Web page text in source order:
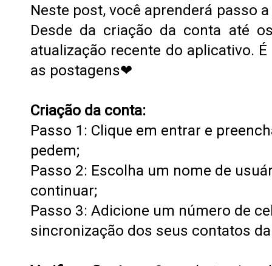
Neste post, você aprenderá passo
Desde da criação da conta até
atualização recente do aplicativo.
as postagens❤
Criação da conta:
Passo 1: Clique em entrar e
pedem;
Passo 2: Escolha um nome de
continuar;
Passo 3: Adicione um número de
sincronização dos seus contatos